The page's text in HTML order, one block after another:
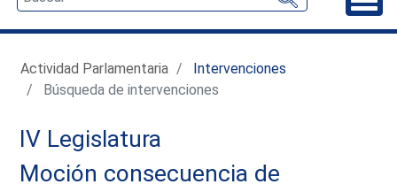
Actividad Parlamentaria
Intervenciones
Búsqueda de intervenciones
IV Legislatura
Moción consecuencia de